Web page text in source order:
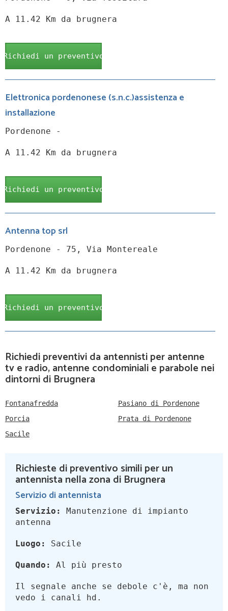
A 11.42 Km da brugnera
Richiedi un preventivo
Elettronica pordenonese (s.n.c.)assistenza e
installazione
Pordenone -
A 11.42 Km da brugnera
Richiedi un preventivo
Antenna top srl
Pordenone - 75, Via Montereale
A 11.42 Km da brugnera
Richiedi un preventivo
Richiedi preventivi da antennisti per antenne
tv e radio, antenne condominiali e parabole nei
dintorni di Brugnera
Fontanafredda
Pasiano di Pordenone
Porcia
Prata di Pordenone
Sacile
Richieste di preventivo simili per un
antennista nella zona di Brugnera
Servizio di antennista
Servizio:
Manutenzione di impianto
antenna
Luogo: Sacile
Quando: Al più presto
Il segnale anche se debole c'è, ma non
vedo i canali hd.